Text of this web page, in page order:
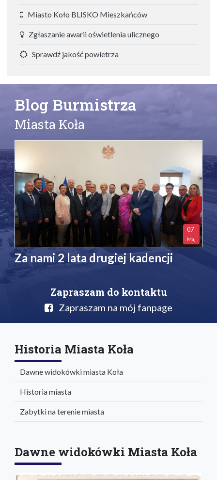
Miasto Koło BLISKO Mieszkańców
Zgłaszanie awarii oświetlenia ulicznego
Sprawdź jakość powietrza
Blog Burmistrza
Miasta Koła
07
Maj
Za nami 2 lata drugiej kadencji
Zapraszam do kontaktu
Zapraszam na mój fanpage
Historia Miasta Koła
Dawne widokówki miasta Koła
Historia miasta
Zabytki na terenie miasta
Dawne widokówki Miasta Koła